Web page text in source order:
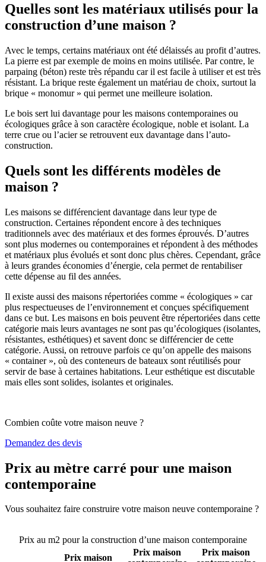
Quelles sont les matériaux utilisés pour la
construction d’une maison ?
Avec le temps, certains matériaux ont été délaissés au profit d’autres.
La pierre est par exemple de moins en moins utilisée. Par contre, le
parpaing (béton) reste très répandu car il est facile à utiliser et est très
résistant. La brique reste également un matériau de choix, surtout la
brique « monomur » qui permet une meilleure isolation.
Le bois sert lui davantage pour les maisons contemporaines ou
écologiques grâce à son caractère écologique, noble et isolant. La
terre crue ou l’acier se retrouvent eux davantage dans l’auto-
construction.
Quels sont les différents modèles de
maison ?
Les maisons se différencient davantage dans leur type de
construction. Certaines répondent encore à des techniques
traditionnels avec des matériaux et des formes éprouvés. D’autres
sont plus modernes ou contemporaines et répondent à des méthodes
et matériaux plus évolués et sont donc plus chères. Cependant, grâce
à leurs grandes économies d’énergie, cela permet de rentabiliser
cette dépense au fil des années.
Il existe aussi des maisons répertoriées comme « écologiques » car
plus respectueuses de l’environnement et conçues spécifiquement
dans ce but. Les maisons en bois peuvent être répertoriées dans cette
catégorie mais leurs avantages ne sont pas qu’écologiques (isolantes,
résistantes, esthétiques) et savent donc se différencier de cette
catégorie. Aussi, on retrouve parfois ce qu’on appelle des maisons
« container », où des conteneurs de bateaux sont réutilisés pour
servir de base à certaines habitations. Leur esthétique est discutable
mais elles sont solides, isolantes et originales.
Combien coûte votre maison neuve ?
Demandez des devis
Prix au mètre carré pour une maison
contemporaine
Vous souhaitez faire construire votre maison neuve contemporaine ?
Prix au m2 pour la construction d’une maison contemporaine
Prix maison
Prix maison
Prix maison